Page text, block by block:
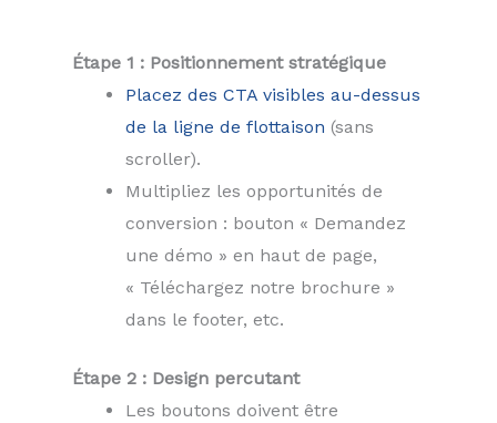
Étape 1 : Positionnement stratégique
Placez des CTA visibles au-dessus
de la ligne de flottaison (sans
scroller).
Multipliez les opportunités de
conversion : bouton « Demandez
une démo » en haut de page,
« Téléchargez notre brochure »
dans le footer, etc.
Étape 2 : Design percutant
Les boutons doivent être